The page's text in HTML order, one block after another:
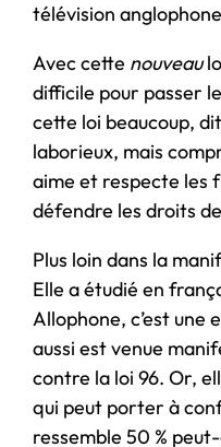
télévision
Avec cette nouveau
difficile pour passer
cette loi beaucoup,
laborieux, mais
aime et respecte les
défendre les droits
Plus loin dans la
Elle a étudié en
Allophone, c’est une
aussi est venue
contre la loi 96. Or,
qui peut porter à
ressemble 50 %